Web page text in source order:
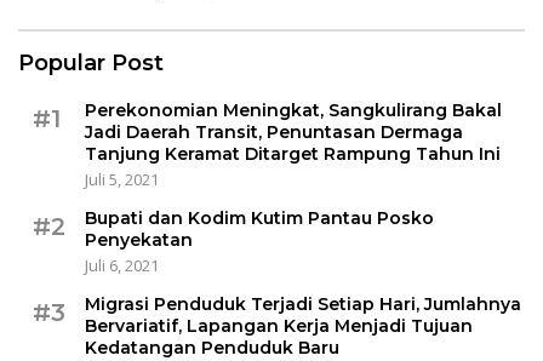
Popular Post
#1
Perekonomian Meningkat, Sangkulirang Bakal
Jadi Daerah Transit, Penuntasan Dermaga
Tanjung Keramat Ditarget Rampung Tahun Ini
Juli 5, 2021
#2
Bupati dan Kodim Kutim Pantau Posko
Penyekatan
Juli 6, 2021
#3
Migrasi Penduduk Terjadi Setiap Hari, Jumlahnya
Bervariatif, Lapangan Kerja Menjadi Tujuan
Kedatangan Penduduk Baru